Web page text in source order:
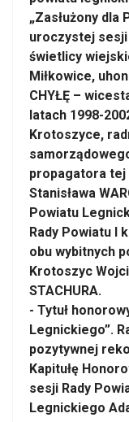
„Zasłużony dla
uroczystej sesji
świetlicy
Miłkowice,
CHYŁĘ –
latach 1998-
Krotoszyce,
propagatora tej
Stanisława
Powiatu
Rady Powiatu I
obu wybitnych
Krotoszyc
STACHURA.
- Tytuł
Legnickiego”.
pozytywnej
Kapitułę
sesji Rady
Legnickiego